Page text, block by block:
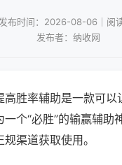
发布时间：2026-08-06｜阅
发布者：纳收网
高胜率辅助是一款可以
一个“必胜”的输赢辅助
渠道获取使用。